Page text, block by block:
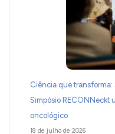
Ciência que transforma:
Simpósio RECONNeckt
oncológico
18 de julho de 2026